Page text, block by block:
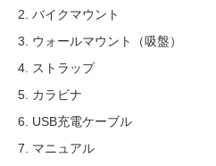
バイクマウント
ウォールマウント（吸盤）
ストラップ
カラビナ
USB充電ケーブル
マニュアル